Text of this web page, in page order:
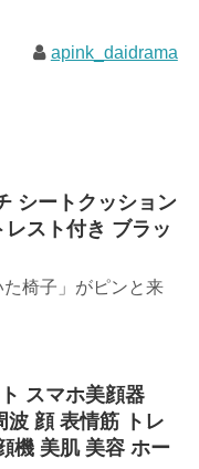
apink_daidrama
シートクッション
スト付き ブラッ
椅子」がピンと来
スマホ美顔器
波 顔 表情筋 トレ
機 美肌 美容 ホー